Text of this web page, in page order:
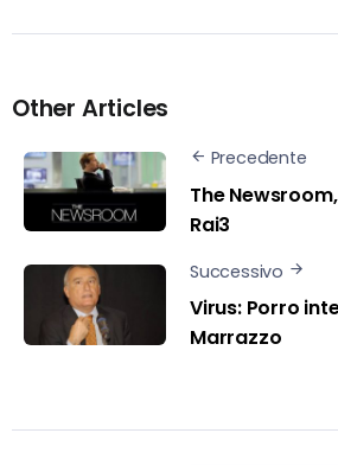
Other Articles
Precedente
The
Rai3
Successivo
Virus: Porro
Marrazzo